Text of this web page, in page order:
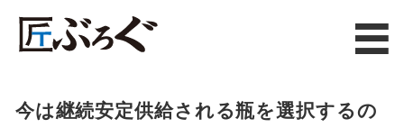
今は継続安定供給される瓶を選択するの